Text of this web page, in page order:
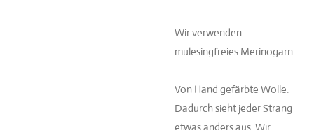
Wir verwenden
mulesingfreies Merinogarn
Von Hand gefärbte Wolle.
Dadurch sieht jeder Strang
etwas anders aus. Wir